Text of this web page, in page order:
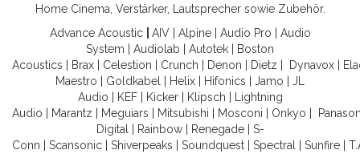
Home Cinema, Verstärker, Lautsprecher sowie Zubehör.
Advance Acoustic
AIV| Alpine| Audio Pro
Audio
System
Audiolab Autotek
Boston
Acoustics
Brax Celestion Crunch Denon Dietz Dynavox
Maestro
Goldkabel Helix Hifonics Jamo
JL
Audio
KEF| Kicker| Klipsch
Lightning
Audio
Marantz Meguiars Mitsubishi Mosconi Onkyo
Digital
Rainbow| Renegade| S-
Conn
Scansonic Shiverpeaks Soundquest Spectral Sunfire